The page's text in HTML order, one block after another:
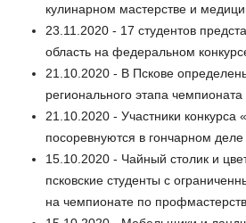
кулинарном мастерстве и
23.11.2020 - 17 студентов
область на федеральном
21.10.2020 - В Пскове
регионального этапа
21.10.2020 - Участники конкурса
посоревнуются в гончарном
15.10.2020 - Чайный столик и
псковские студенты с
на чемпионате по